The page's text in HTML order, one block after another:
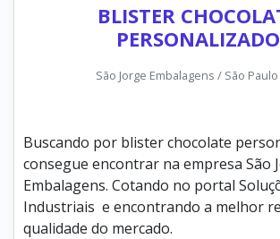
BLISTER
PERSONALIZADO
São Jorge Embalagens / São Paulo
Buscando por blister chocolate
consegue encontrar na empresa São
Embalagens. Cotando no portal
Industriais e encontrando a melhor
qualidade do mercado.